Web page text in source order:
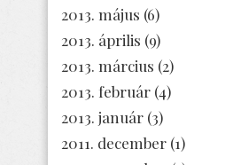
2013. május (6)
2013. április (9)
2013. március (2)
2013. február (4)
2013. január (3)
2011. december (1)